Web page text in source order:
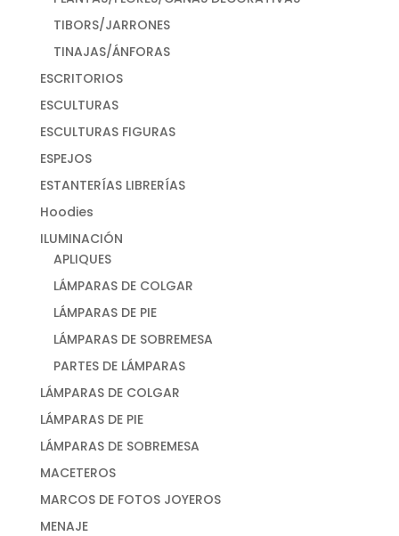
TIBORS/JARRONES
TINAJAS/ÁNFORAS
ESCRITORIOS
ESCULTURAS
ESCULTURAS FIGURAS
ESPEJOS
ESTANTERÍAS LIBRERÍAS
Hoodies
ILUMINACIÓN
APLIQUES
LÁMPARAS DE COLGAR
LÁMPARAS DE PIE
LÁMPARAS DE SOBREMESA
PARTES DE LÁMPARAS
LÁMPARAS DE COLGAR
LÁMPARAS DE PIE
LÁMPARAS DE SOBREMESA
MACETEROS
MARCOS DE FOTOS JOYEROS
MENAJE